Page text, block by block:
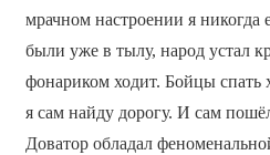
мрачном настроении я никогда
были уже в тылу, народ устал
фонариком ходит. Бойцы спать
я сам найду дорогу. И сам
Доватор обладал